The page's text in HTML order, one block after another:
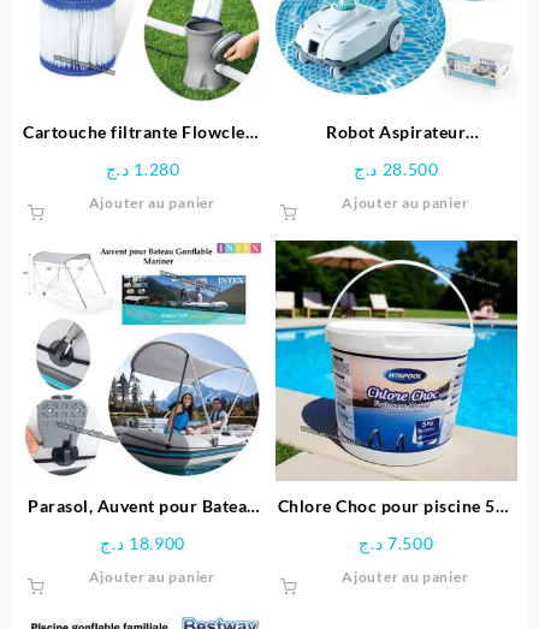
Cartouche filtrante Flowclear
1.280 د.ج
Ajouter au panier
Robot Aspirateur
100
28.500 د.ج
Ajouter au panier
Parasol, Auvent pour Bateau
18.900 د.ج
Ajouter au panier
Chlore Choc pour piscine 5kg
7.500 د.ج
Ajouter au panier